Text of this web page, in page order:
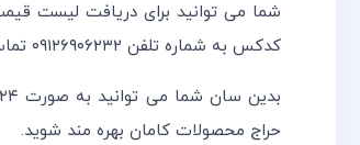
شما می توانید برای دریافت لیست
کدکس به شماره تلفن ۰۹۱۲۶۹۰۶۲۳۲ تماس حاصل فرمایید. این مجموعه امکان خرید عمده محصولات کامان را مهیا نموده است.
حراج محصولات کامان بهره مند شوید.